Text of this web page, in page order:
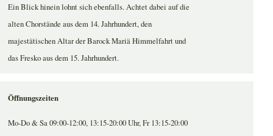
Ein Blick hinein lohnt sich ebenfalls. Achtet dabei auf die
alten Chorstände aus dem 14. Jahrhundert, den
majestätischen Altar der Barock Mariä Himmelfahrt und
das Fresko aus dem 15. Jahrhundert.
Öffnungszeiten
Mo-Do & Sa 09:00-12:00, 13:15-20:00 Uhr, Fr 13:15-20:00